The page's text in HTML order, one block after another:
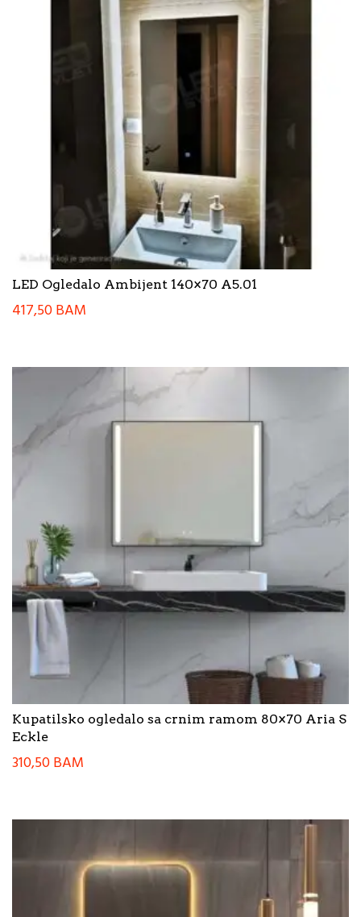
LED Ogledalo Ambijent 140×70 A5.01
417,50BAM
Kupatilsko ogledalo sa crnim ramom 80×70 Aria S
Eckle
310,50BAM